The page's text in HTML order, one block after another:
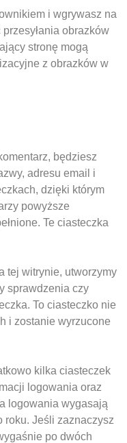
i wgrywasz na
obrazków
stronę mogą
z obrazków w
będziesz
adresu email i
dzięki którym
powyższe
Te ciasteczka
tej witrynie, utworzymy
sprawdzenia czy
To ciasteczko nie
i zostanie wyrzucone
kilka ciasteczek
logowania oraz
logowania wygasają
roku. Jeśli zaznaczysz
po dwóch